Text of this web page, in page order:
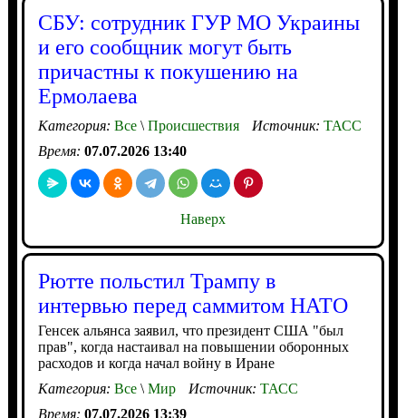
СБУ: сотрудник ГУР МО Украины
и его сообщник могут быть
причастны к покушению на
Ермолаева
Категория: Все\Происшествия Источник: ТАСС
Время: 07.07.2026 13:40
Наверх
Рютте польстил Трампу в
интервью перед саммитом НАТО
Генсек альянса заявил, что президент США "был
прав", когда настаивал на повышении оборонных
расходов и когда начал войну в Иране
Категория: Все\Мир Источник: ТАСС
Время: 07.07.2026 13:39